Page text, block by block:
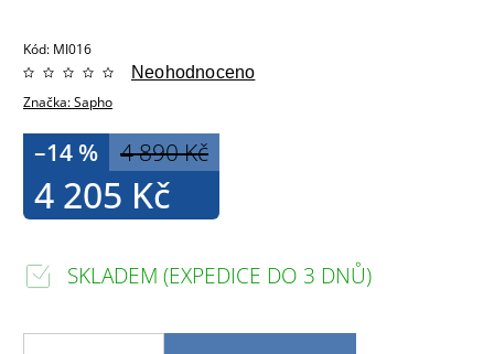
Kód: MI016
Značka:Sapho
Neohodnoceno
4 890 Kč
–14 %
4 205 Kč
SKLADEM (EXPEDICE DO 3 DNŮ)